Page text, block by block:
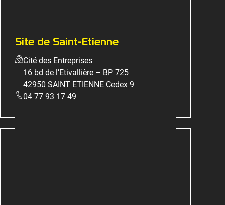
Site de Saint-Etienne
Cité des Entreprises
16 bd de l’Etivallière – BP 725
42950 SAINT ETIENNE Cedex 9
04 77 93 17 49